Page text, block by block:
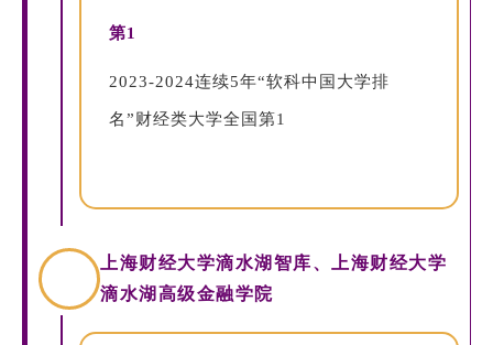
第1
2023-2024连续5年“软科中国大学排
名”财经类大学全国第1
上海财经大学滴水湖智库、上海财经大学
滴水湖高级金融学院